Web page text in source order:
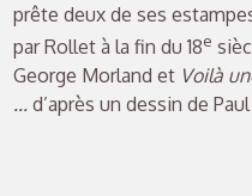
prête deux de ses
par Rollet à la fin du 18e
George Morland et Voilà
... d’après un dessin de